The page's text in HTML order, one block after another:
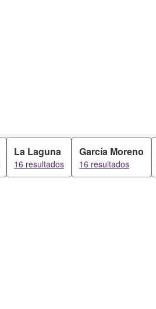
La Laguna
16 resultados
García Moreno
16 resultados